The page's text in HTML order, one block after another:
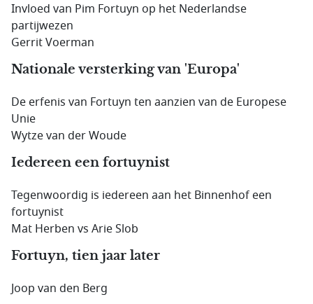
Invloed van Pim Fortuyn op het Nederlandse
partijwezen
Gerrit Voerman
Nationale versterking van 'Europa'
De erfenis van Fortuyn ten aanzien van de Europese
Unie
Wytze van der Woude
Iedereen een fortuynist
Tegenwoordig is iedereen aan het Binnenhof een
fortuynist
Mat Herben vs Arie Slob
Fortuyn, tien jaar later
Joop van den Berg